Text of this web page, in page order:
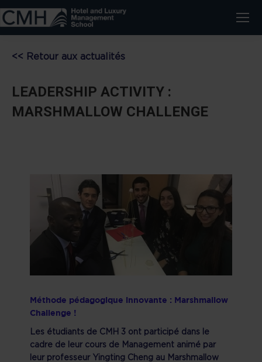
<< Retour aux actualités
LEADERSHIP ACTIVITY :
MARSHMALLOW CHALLENGE
Méthode pédagogique innovante : Marshmallow
Challenge !
Les étudiants de CMH 3 ont participé dans le
cadre de leur cours de Management animé par
leur professeur Yingting Cheng au Marshmallow